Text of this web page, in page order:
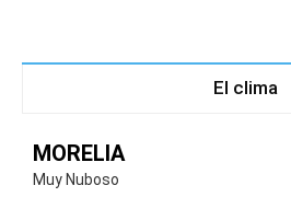
El clima
MORELIA
Muy Nuboso